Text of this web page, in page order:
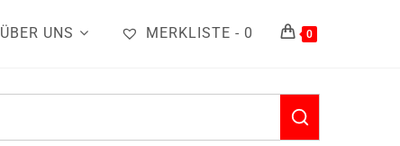
ÜBER UNS MERKLISTE - 0 0